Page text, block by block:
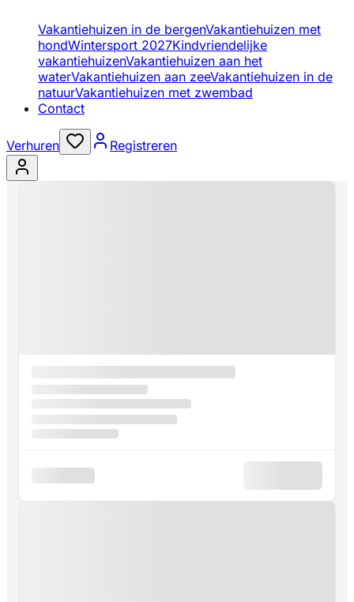
Vakantiehuizen in de bergenVakantiehuizen met
hondWintersport 2027Kindvriendelijke
vakantiehuizenVakantiehuizen aan het
waterVakantiehuizen aan zeeVakantiehuizen in de
natuurVakantiehuizen met zwembad
Contact
Verhuren Registreren